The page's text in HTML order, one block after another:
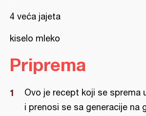
4 veća jajeta
kiselo mleko
Priprema
Ovo je recept koji se sprema
i prenosi se sa generacije na